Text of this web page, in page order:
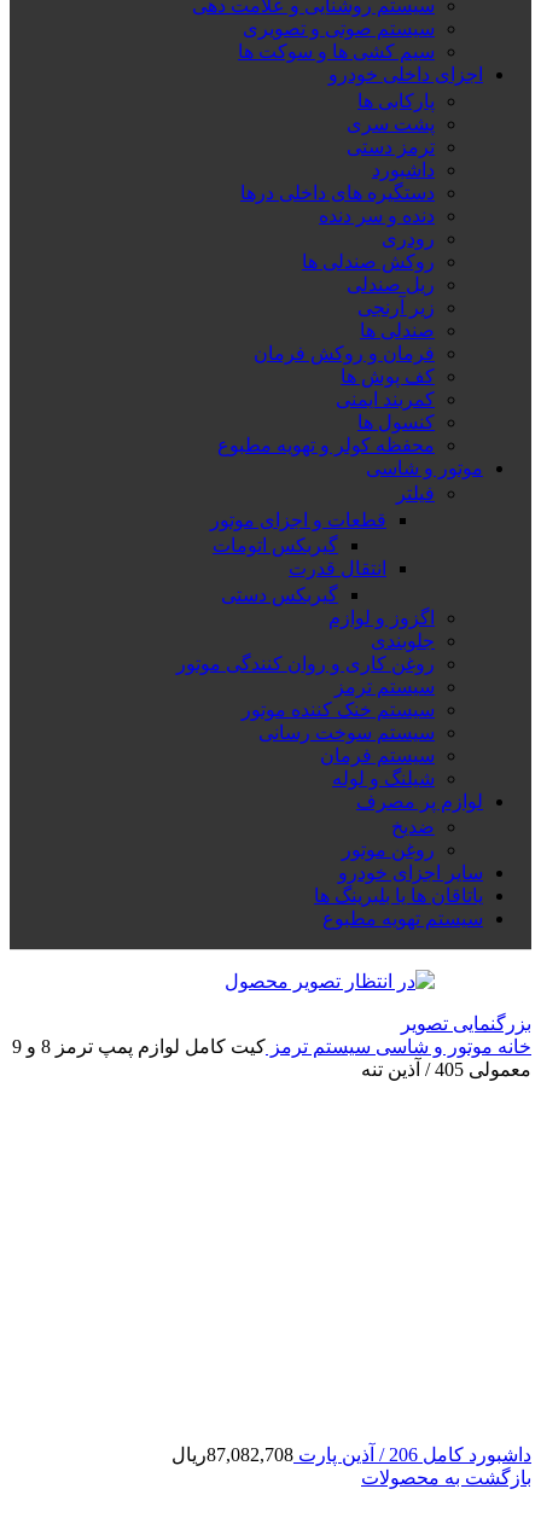
سیستم روشنایی و علامت دهی
سیستم صوتی و تصویری
سیم کشی ها و سوکت ها
اجزای داخلی خودرو
پارکابی ها
پشت سری
ترمز دستی
داشبورد
دستگیره های داخلی درها
دنده و سر دنده
رودری
روکش صندلی ها
ریل صندلی
زیر آرنجی
صندلی ها
فرمان و روکش فرمان
کف پوش ها
کمربند ایمنی
کنسول ها
محفظه کولر و تهویه مطبوع
موتور و شاسی
فیلتر
قطعات و اجزای موتور
گیربکس اتومات
انتقال قدرت
گیربکس دستی
اگزوز و لوازم
جلوبندی
روغن کاری و روان کنندگی موتور
سیستم ترمز
سیستم خنک کننده موتور
سیستم سوخت رسانی
سیستم فرمان
شیلنگ و لوله
لوازم پر مصرف
ضدیخ
روغن موتور
سایر اجزای خودرو
یاتاقان ها یا بلبرینگ ها
سیستم تهویه مطبوع
بزرگنمایی تصویر
خانه موتور و شاسی سیستم ترمز
کیت کامل لوازم پمپ ترمز 8 و 9
معمولی 405 / آذین تنه
داشبورد کامل 206 / آذین پارت 87,082,708ریال
بازگشت به محصولات